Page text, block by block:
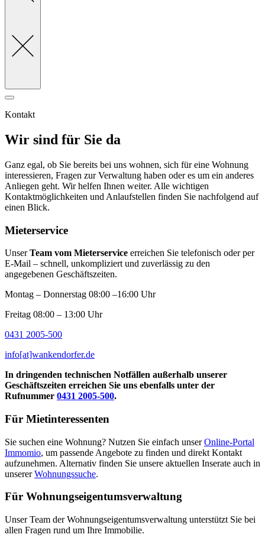
Kontakt
Wir sind für Sie da
Ganz egal, ob Sie bereits bei uns wohnen, sich für eine Wohnung
interessieren, Fragen zur Verwaltung haben oder es um ein anderes
Anliegen geht. Wir helfen Ihnen weiter. Alle wichtigen
Kontaktmöglichkeiten und Anlaufstellen finden Sie nachfolgend auf
einen Blick.
Mieterservice
UnserTeam vom Mieterservice erreichen Sie telefonisch oder per
E-Mail – schnell, unkompliziert und zuverlässig zu den
angegebenen Geschäftszeiten.
Montag – Donnerstag 08:00 –16:00 Uhr
Freitag 08:00 – 13:00 Uhr
0431 2005-500
info[at]wankendorfer.de
In dringenden technischen Notfällen außerhalb unserer
Geschäftszeiten erreichen Sie uns ebenfalls unter der
Rufnummer 0431 2005-500.
Für Mietinteressenten
Sie suchen eine Wohnung? Nutzen Sie einfach unserOnline-Portal
Immomio, um passende Angebote zu finden und direkt Kontakt
aufzunehmen. Alternativ finden Sie unsere aktuellen Inserate auch in
unsererWohnungssuche.
Für Wohnungseigentumsverwaltung
Unser Team der Wohnungseigentumsverwaltung unterstützt Sie bei
allen Fragen rund um Ihre Immobilie.